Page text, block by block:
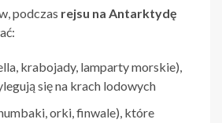
podczas rejsu na Antarktydę
krabojady, lamparty morskie),
się na krach lodowych
orki, finwale), które